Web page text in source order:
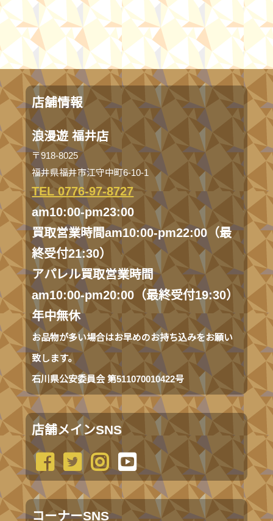
店舗情報
浪漫遊 福井店
〒918-8025
福井県福井市江守中町6-10-1
TEL 0776-97-8727
am10:00-pm23:00
買取営業時間am10:00-pm22:00（最
終受付21:30）
アパレル買取営業時間
am10:00-pm20:00（最終受付19:30）
年中無休
お品物が多い場合はお早めのお持ち込みをお願い
致します。
石川県公安委員会 第511070010422号
店舗メインSNS
コーナーSNS